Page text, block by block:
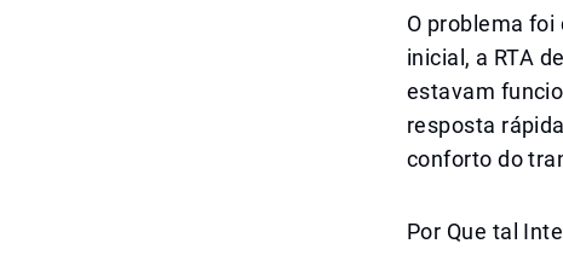
O problema foi
inicial, a RTA
estavam
resposta
conforto do
Por Que tal